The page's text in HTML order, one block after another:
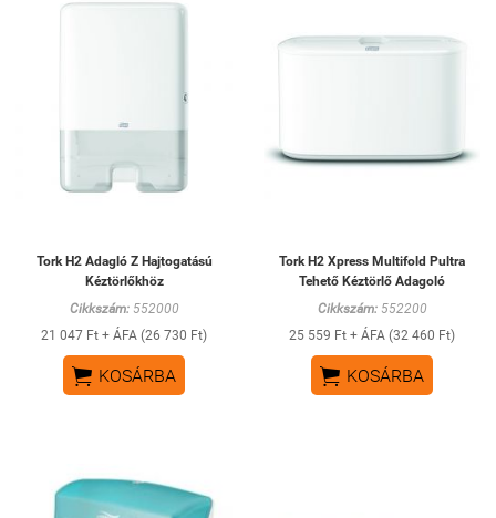
Tork H2 Adagló Z Hajtogatású
Kéztörlőkhöz
Cikkszám:552000
21 047 Ft + ÁFA (26 730 Ft)
 KOSÁRBA
Tork H2 Xpress Multifold Pultra
Tehető Kéztörlő Adagoló
Cikkszám:552200
25 559 Ft + ÁFA (32 460 Ft)
 KOSÁRBA